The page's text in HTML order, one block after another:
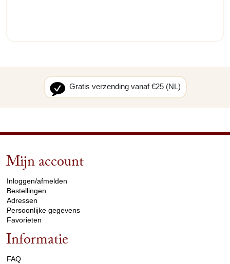
Gratis verzending vanaf €25 (NL)
Mijn account
Inloggen/afmelden
Bestellingen
Adressen
Persoonlijke gegevens
Favorieten
Informatie
FAQ